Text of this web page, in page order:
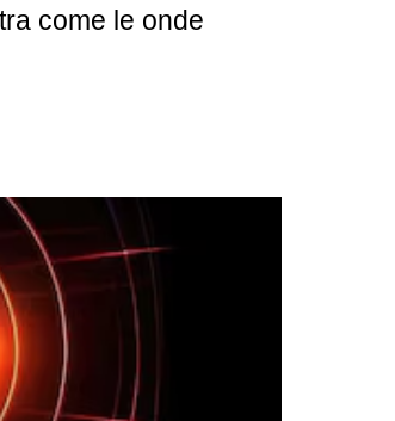
come le onde